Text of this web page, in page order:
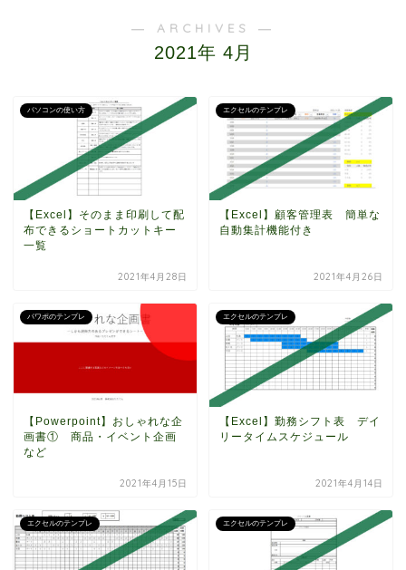
― ARCHIVES ―
2021年 4月
パソコンの使い方
【Excel】そのまま印刷して配
布できるショートカットキー
一覧
2021年4月28日
エクセルのテンプレ
【Excel】顧客管理表 簡単な
自動集計機能付き
2021年4月26日
パワポのテンプレ
【Powerpoint】おしゃれな企
画書① 商品・イベント企画
など
2021年4月15日
エクセルのテンプレ
【Excel】勤務シフト表 デイ
リータイムスケジュール
2021年4月14日
エクセルのテンプレ エクセルのテンプレ